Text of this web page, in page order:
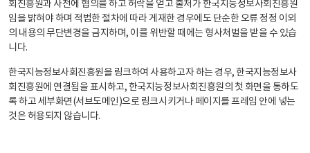
회진흥원과 사전에 협의를 하고 허락을 얻고 출처가 한국지능정보사회진흥원
임을 밝혀야 하며 적법한 절차에 따라 게재한 경우에도 단순한 오류 정정 이외
의 내용의 무단변경을 금지하며, 이를 위반할 때에는 형사처벌을 받을 수 있습
니다.
한국지능정보사회진흥원을 링크하여 사용하고자 하는 경우, 한국지능정보사
회진흥원에 연결됨을 표시하고, 한국지능정보사회진흥원의 첫 화면을 통하도
록 하고 세부화면(서브도메인)으로 링크시키거나 페이지를 프레임 안에 넣는
것은 허용되지 않습니다.